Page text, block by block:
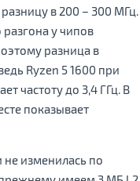
разницу в 200 – 300 МГц.
у чипов
разница в
Ryzen 5 1600 при
частоту до 3,4 ГГц. В
показывает
изменилась по